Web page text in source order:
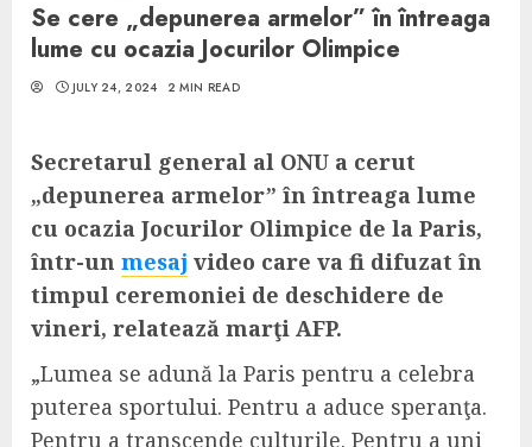
Se cere „depunerea armelor” în întreaga
lume cu ocazia Jocurilor Olimpice
JULY 24, 2024 2 MIN READ
Secretarul general al ONU a cerut
„depunerea armelor” în întreaga lume
cu ocazia Jocurilor Olimpice de la Paris,
într-un mesaj video care va fi difuzat în
timpul ceremoniei de deschidere de
vineri, relatează marţi AFP.
„Lumea se adună la Paris pentru a celebra
puterea sportului. Pentru a aduce speranţa.
Pentru a transcende culturile. Pentru a uni